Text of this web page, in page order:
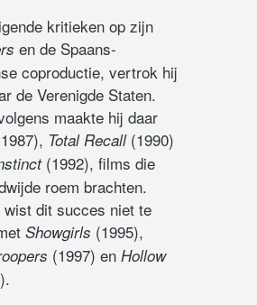
kritieken op zijn
en de Spaans-
coproductie, vertrok hij
de Verenigde Staten.
maakte hij daar
Total Recall (1990)
(1992), films die
roem brachten.
wist dit succes niet te
Showgirls (1995),
(1997) en Hollow